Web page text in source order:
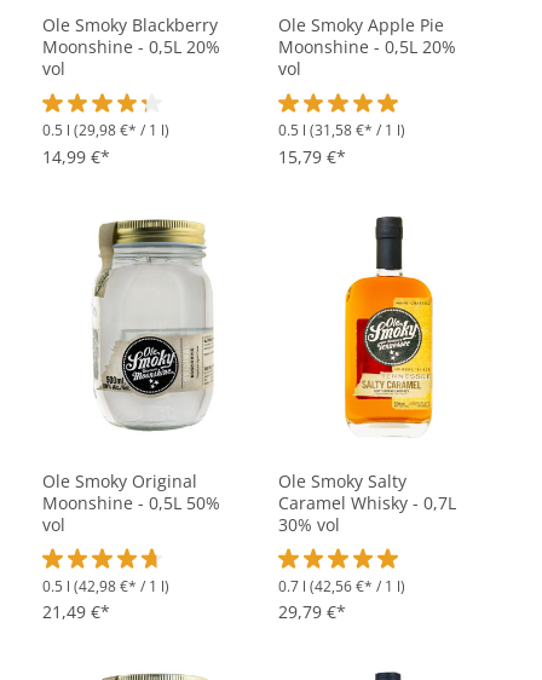
Ole Smoky Blackberry
Moonshine - 0,5L 20%
vol
Durchschnittliche Bewertung von 4.2 von 5 Sternen
0.5 l (29,98 €* / 1 l)
14,99 €*
Ole Smoky Apple Pie
Moonshine - 0,5L 20%
vol
Durchschnittliche Bewertung
0.5 l (31,58 €* / 1 l)
15,79 €*
Ole Smoky Original
Moonshine - 0,5L 50%
vol
Durchschnittliche Bewertung von 4.7 von 5 Sternen
0.5 l (42,98 €* / 1 l)
21,49 €*
Ole Smoky Salty
Caramel Whisky - 0,7L
30% vol
Durchschnittliche Bewertung
0.7 l (42,56 €* / 1 l)
29,79 €*